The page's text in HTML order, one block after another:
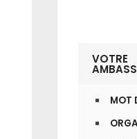
VOTRE
MOT